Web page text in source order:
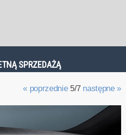
SPRZEDAŻĄ
« poprzednie5/7 następne »